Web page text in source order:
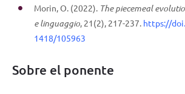
Morin, O. (2022). The piecemeal
e linguaggio, 21(2), 217-237. https://
1418/105963
Sobre el ponente